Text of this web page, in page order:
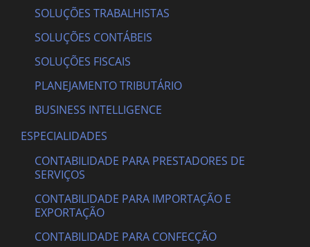
SOLUÇÕES TRABALHISTAS
SOLUÇÕES CONTÁBEIS
SOLUÇÕES FISCAIS
PLANEJAMENTO TRIBUTÁRIO
BUSINESS INTELLIGENCE
ESPECIALIDADES
CONTABILIDADE PARA PRESTADORES DE
SERVIÇOS
CONTABILIDADE PARA IMPORTAÇÃO E
EXPORTAÇÃO
CONTABILIDADE PARA CONFECÇÃO